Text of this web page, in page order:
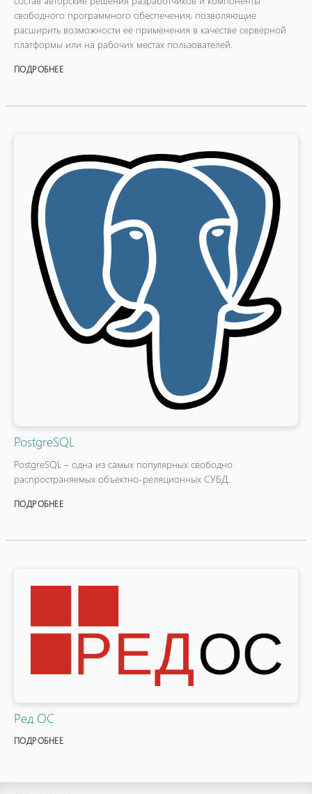
свободного программного обеспечения, позволяющие
расширить возможности ее применения в качестве серверной
платформы или на рабочих местах пользователей.
ПОДРОБНЕЕ
PostgreSQL
PostgreSQL – одна из самых популярных свободно
распространяемых объектно-реляционных СУБД.
ПОДРОБНЕЕ
Ред ОС
ПОДРОБНЕЕ